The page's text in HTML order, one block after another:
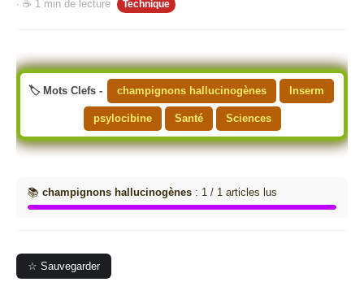
· ☕ 1 min de lecture Technique
🏷️ Mots Clefs - champignons hallucinogènes Inserm
psylocibine Santé Sciences
📚 champignons hallucinogènes : 1 / 1 articles lus
☆ Sauvegarder